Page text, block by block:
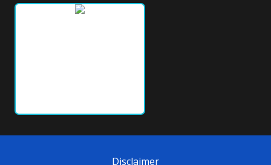
Disclaimer